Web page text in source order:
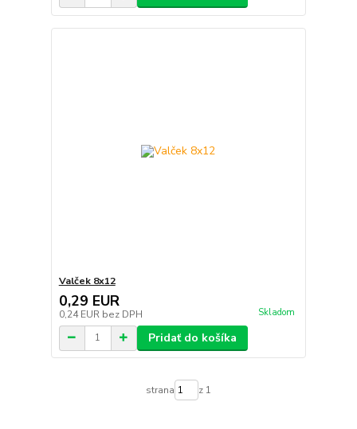
Valček 8x12
0,29 EUR
0,24 EUR bez DPH Skladom
Pridať do košíka
strana z 1